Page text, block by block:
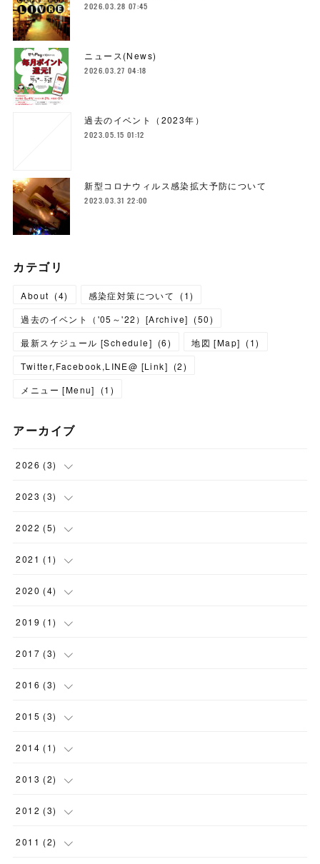
2026.03.28 07:45
ニュース(News)
2026.03.27 04:18
過去のイベント（2023年）
2023.05.15 01:12
新型コロナウィルス感染拡大予防について
2023.03.31 22:00
カテゴリ
About (4) 感染症対策について (1)
過去のイベント（'05～'22）[Archive] (50)
最新スケジュール [Schedule] (6) 地図 [Map] (1)
Twitter,Facebook,LINE@ [Link] (2)
メニュー [Menu]
(1 )
アーカイブ
2026 (3)
(1
(2
2023 (3)
(1
(1
(1
2022 (5)
(1
(1
(3
2021 (1)
(1
2020 (4)
(1
(3
2019 (1)
(1
2017 (3)
(3
2016 (3)
(1
(2
2015 (3)
(1
(1
(1
2014 (1)
(1
2013 (2)
(2
2012 (3)
(2
2011 (2)